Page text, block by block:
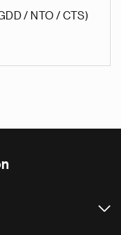
/ NTO / CTS)